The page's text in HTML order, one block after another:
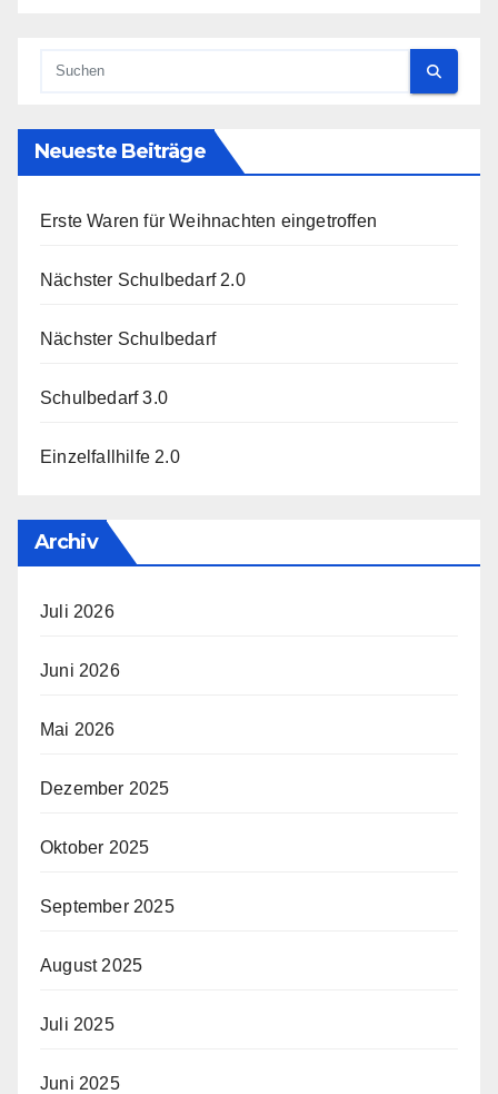
Neueste Beiträge
Erste Waren für Weihnachten eingetroffen
Nächster Schulbedarf 2.0
Nächster Schulbedarf
Schulbedarf 3.0
Einzelfallhilfe 2.0
Archiv
Juli 2026
Juni 2026
Mai 2026
Dezember 2025
Oktober 2025
September 2025
August 2025
Juli 2025
Juni 2025